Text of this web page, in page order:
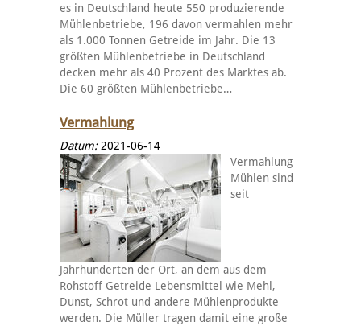
es in Deutschland heute 550 produzierende
Mühlenbetriebe, 196 davon vermahlen mehr
als 1.000 Tonnen Getreide im Jahr. Die 13
größten Mühlenbetriebe in Deutschland
decken mehr als 40 Prozent des Marktes ab.
Die 60 größten Mühlenbetriebe…
Vermahlung
Datum:2021-06-14
Vermahlung
Mühlen sind
seit
Jahrhunderten der Ort, an dem aus dem
Rohstoff Getreide Lebensmittel wie Mehl,
Dunst, Schrot und andere Mühlenprodukte
werden. Die Müller tragen damit eine große